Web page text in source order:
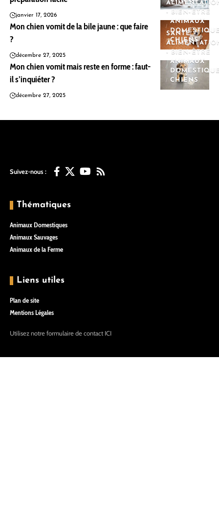
janvier 17, 2026
- BIEN-ÊTRE
ANIMAUX
CHIENS
Mon chien vomit de la bile jaune : que faire
?
décembre 27, 2025
SANTÉ -
- BIEN-ÊTRE
ANIMAUX
CHIENS
Mon chien vomit mais reste en forme : faut-
il s’inquiéter ?
décembre 27, 2025
Suivez-nous :
Thématiques
Animaux Domestiques
Animaux Sauvages
Animaux de la Ferme
Liens utiles
Plan de site
Mentions Légales
Utilisez notre formulaire de contact ICI